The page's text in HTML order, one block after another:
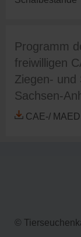
Programm
freiwilligen
Ziegen- und
Sachsen-
CAE-/
©